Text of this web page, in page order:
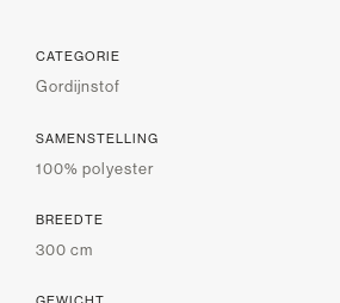
CATEGORIE
Gordijnstof
SAMENSTELLING
100% polyester
BREEDTE
300 cm